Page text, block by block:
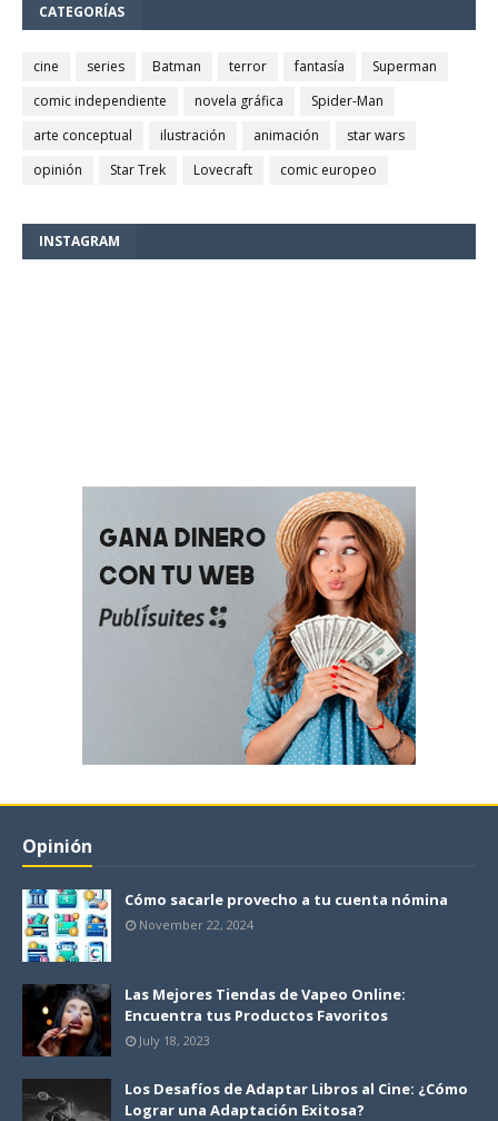
CATEGORÍAS
cine series Batman terror fantasía
Superman
comic independiente
novela gráfica
Spider-Man
arte conceptual
ilustración animación
star wars
opinión
Star Trek Lovecraft comic europeo
INSTAGRAM
Opinión
Cómo sacarle provecho a tu cuenta nómina
November 22, 2024
Las Mejores Tiendas de Vapeo Online:
Encuentra tus Productos Favoritos
July 18, 2023
Los Desafíos de Adaptar Libros al Cine: ¿Cómo
Lograr una Adaptación Exitosa?